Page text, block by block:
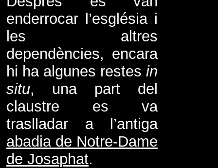
enderrocar l’església i
les altres
dependències, encara
hi ha algunes restes in
situ, una part del
claustre es va
traslladar a l’antiga
abadia de Notre-Dame
de Josaphat.